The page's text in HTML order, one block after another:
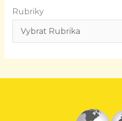
Rubriky